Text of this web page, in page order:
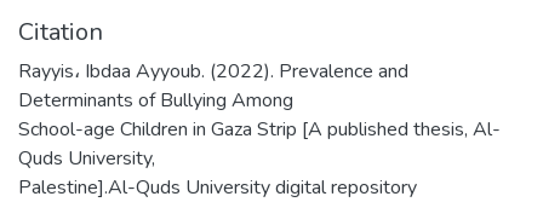
Citation
Rayyis، Ibdaa Ayyoub. (2022). Prevalence and
Determinants of Bullying Among
School-age Children in Gaza Strip [A published thesis, Al-
Quds University,
Palestine].Al-Quds University digital repository